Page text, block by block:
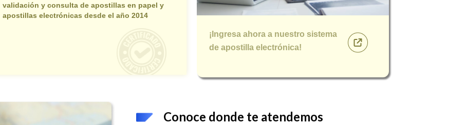
validación y consulta de apostillas en papel y
apostillas electrónicas desde el año 2014
¡Ingresa ahora a nuestro sistema
de apostilla electrónica!
Conoce donde te atendemos